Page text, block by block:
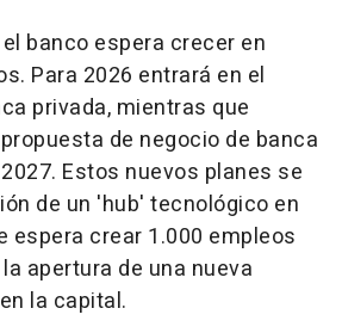
banco espera crecer en
Para 2026 entrará en el
privada, mientras que
de negocio de banca
Estos nuevos planes se
de un 'hub' tecnológico en
espera crear 1.000 empleos
apertura de una nueva
la capital.